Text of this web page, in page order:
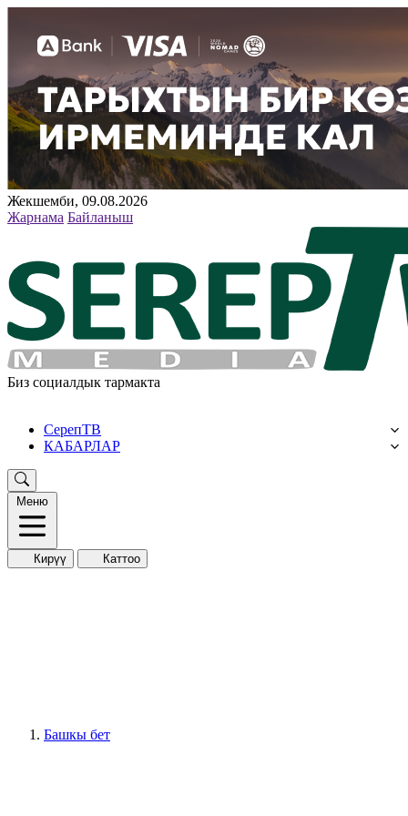
Жекшемби, 09.08.2026
Жарнама Байланыш
Биз социалдык тармакта
СерепТВ
КАБАРЛАР
Меню
Кирүү Каттоо
Башкы бет